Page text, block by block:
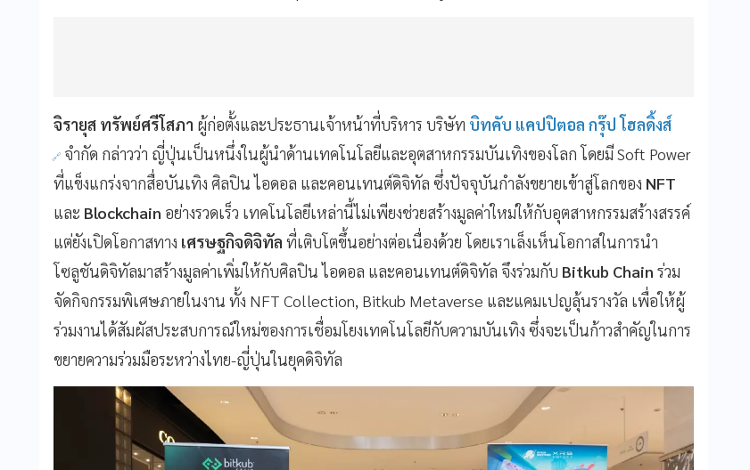
จิรายุส ทรัพย์ศรีโสภา ผู้ก่อตั้งและประธานเจ้าหน้าที่บริหาร บริษัท บิทคับ แคปปิตอล กรุ๊ป โฮลดิ้งส์
จำกัด กล่าวว่า ญี่ปุ่นเป็นหนึ่งในผู้นำด้านเทคโนโลยีและอุตสาหกรรมบันเทิงของโลก โดยมี Soft Power
ที่แข็งแกร่งจากสื่อบันเทิง ศิลปิน ไอดอล และคอนเทนต์ดิจิทัล ซึ่งปัจจุบันกำลังขยายเข้าสู่โลกของ NFT
และ Blockchain อย่างรวดเร็ว เทคโนโลยีเหล่านี้ไม่เพียงช่วยสร้างมูลค่าใหม่ให้กับอุตสาหกรรมสร้างสรรค์
แต่ยังเปิดโอกาสทาง เศรษฐกิจดิจิทัล ที่เติบโตขึ้นอย่างต่อเนื่องด้วย โดยเราเล็งเห็นโอกาสในการนำ
โซลูชันดิจิทัลมาสร้างมูลค่าเพิ่มให้กับศิลปิน ไอดอล และคอนเทนต์ดิจิทัล จึงร่วมกับ Bitkub Chain ร่วม
จัดกิจกรรมพิเศษภายในงาน ทั้ง NFT Collection, Bitkub Metaverse และแคมเปญลุ้นรางวัล เพื่อให้ผู้
ร่วมงานได้สัมผัสประสบการณ์ใหม่ของการเชื่อมโยงเทคโนโลยีกับความบันเทิง ซึ่งจะเป็นก้าวสำคัญในการ
ขยายความร่วมมือระหว่างไทย-ญี่ปุ่นในยุคดิจิทัล